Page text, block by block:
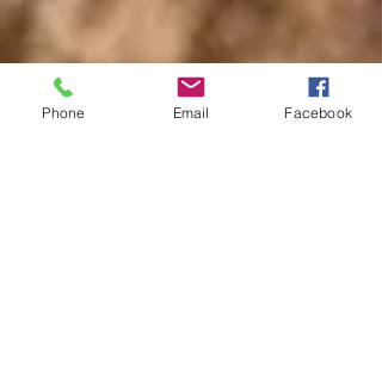
Phone Email Facebook